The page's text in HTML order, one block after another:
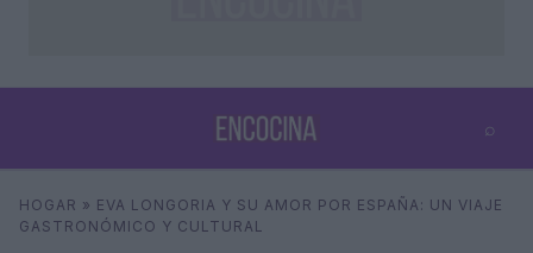
⌕
Buscar ⌕ ×
HOGAR » EVA LONGORIA Y SU AMOR POR ESPAÑA: UN VIAJE
GASTRONÓMICO Y CULTURAL